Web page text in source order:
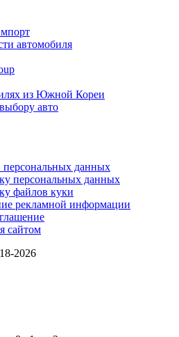
автомобиля
из Южной Кореи
авто
персональных данных
персональных данных
файлов куки
рекламной информации
сайтом
2026